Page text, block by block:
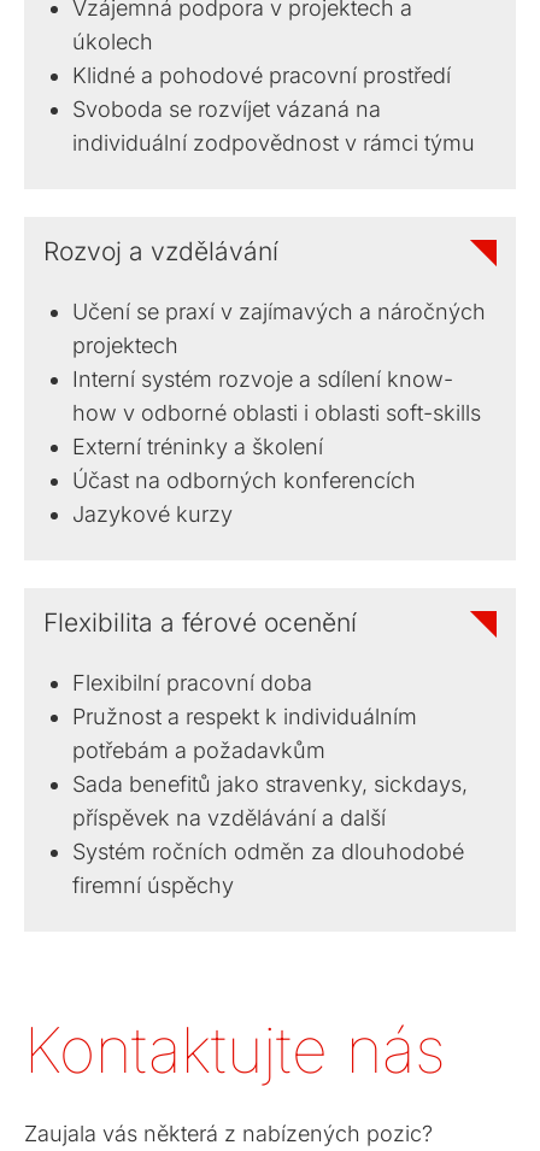
Vzájemná podpora v projektech a
úkolech
Klidné a pohodové pracovní prostředí
Svoboda se rozvíjet vázaná na
individuální zodpovědnost v rámci týmu
Rozvoj a vzdělávání
Učení se praxí v zajímavých a náročných
projektech
Interní systém rozvoje a sdílení know-
how v odborné oblasti i oblasti soft-skills
Externí tréninky a školení
Účast na odborných konferencích
Jazykové kurzy
Flexibilita a férové ocenění
Flexibilní pracovní doba
Pružnost a respekt k individuálním
potřebám a požadavkům
Sada benefitů jako stravenky, sickdays,
příspěvek na vzdělávání a další
Systém ročních odměn za dlouhodobé
firemní úspěchy
Kontaktujte nás
Zaujala vás některá z nabízených pozic?